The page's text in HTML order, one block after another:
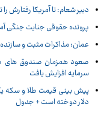
دبیر شعام: تا آمریکا رفتارش
پرونده حقوقی جنایت جنگی
عمان: مذاکرات مثبت و سازنده
صعود همزمان صندوق های
سرمایه افزایش یافت
دلار دوخته است + جدول